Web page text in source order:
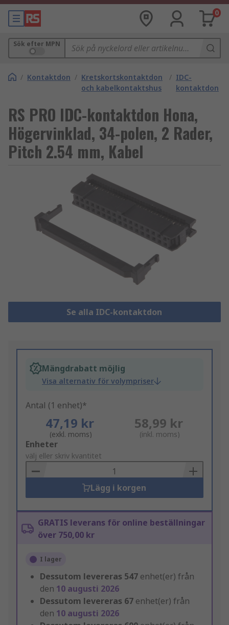
0
Sök efter MPN
/ Kontaktdon / Kretskortskontaktdon
och kabelkontaktshus
/ IDC-
kontaktdon
RS PRO IDC-kontaktdon Hona,
Högervinklad, 34-polen, 2 Rader,
Pitch 2.54 mm, Kabel
Se alla IDC-kontaktdon
Mängdrabatt möjlig
Visa alternativ för volympriser
Antal (1 enhet)*
47,19 kr
(exkl. moms)
58,99 kr
(inkl. moms)
Add
to
Basket
Enheter
välj eller skriv kvantitet
Lägg i korgen
GRATIS leverans för online beställningar
över 750,00 kr
I lager
Dessutom levereras 547 enhet(er) från
den 10 augusti 2026
Dessutom levereras 67 enhet(er) från
den 10 augusti 2026